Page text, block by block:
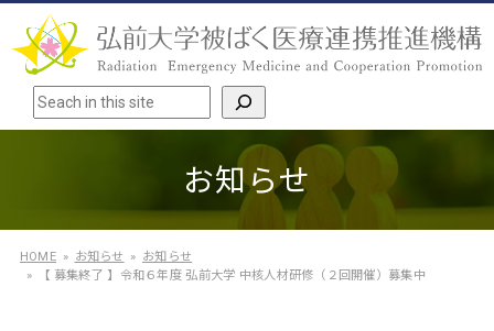
検索
お知らせ
HOME お知らせ
お知らせ
【 募集終了 】令和６年度 弘前大学 中核人材研修（２回開催）募集中